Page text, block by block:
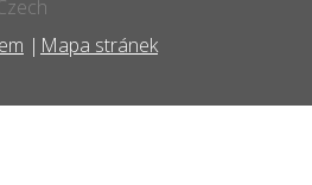
Mapa stránek